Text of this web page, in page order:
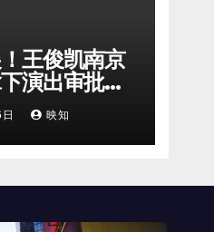
王俊凯南京
演出审批，
麦舞台即将
映知